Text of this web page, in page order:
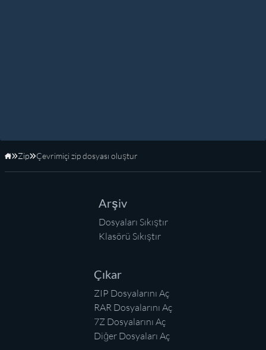
Anasayfa
Zip Çevrimiçi zip dosyası oluştur
Arşiv
Dosyaları Sıkıştır
Klasörü Sıkıştır
Çıkar
ZIP Dosyalarını Aç
RAR Dosyalarını Aç
7Z Dosyalarını Aç
Diğer Dosyaları Aç